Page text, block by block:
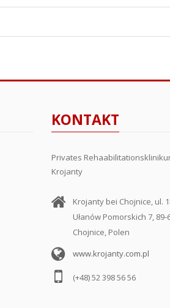
KONTAKT
Privates
Krojanty
Krojanty bei Chojnice, ul.
Ułanów Pomorskich 7, 89-
Chojnice, Polen
www.krojanty.com.pl
(+48) 52 398 56 56